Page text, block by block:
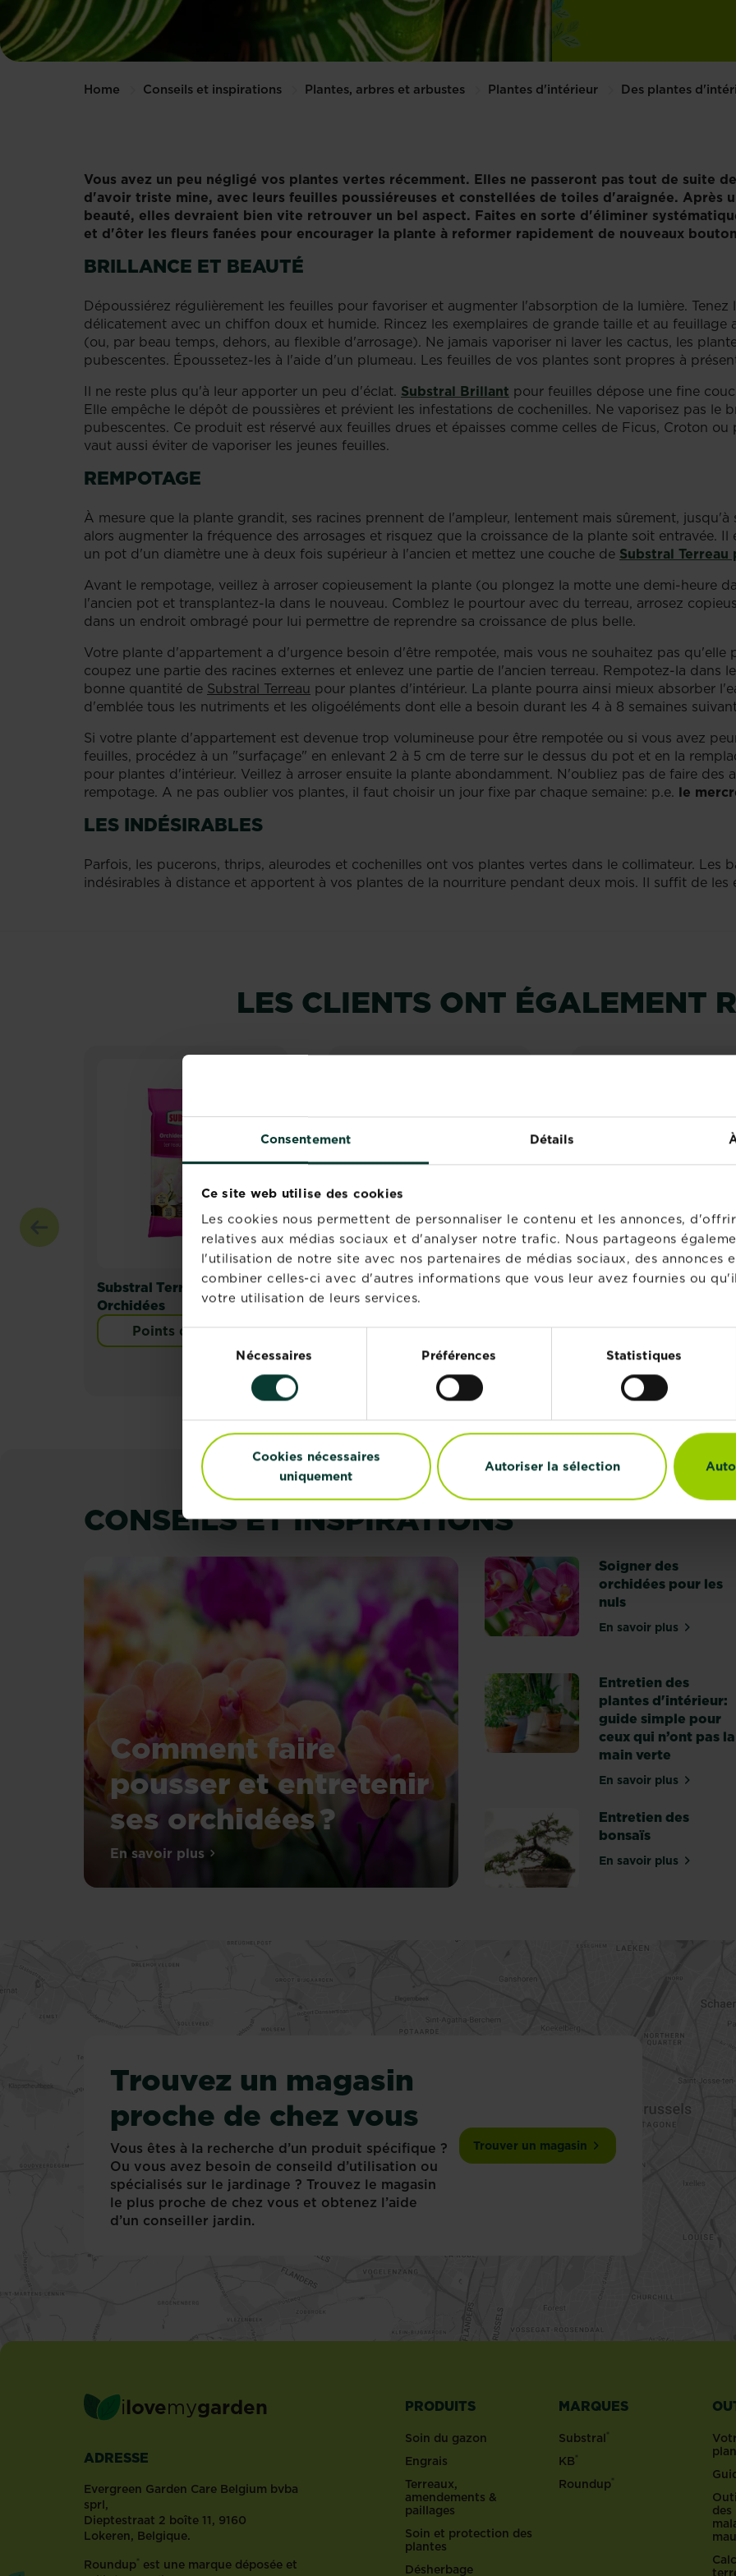
Consentement Détails
Ce site web utilise des cookies
Les cookies nous permettent de personnaliser le contenu et les annonces,
relatives aux médias sociaux et d'analyser notre trafic. Nous partageons
l'utilisation de notre site avec nos partenaires de médias sociaux, des annonces
combiner celles-ci avec d'autres informations que vous leur avez fournies ou
votre utilisation de leurs services.
Sélection
consentement
Nécessaires Préférences Statistiques
Cookies nécessaires
uniquement
Autoriser la sélection
Home Conseils et inspirations Plantes, arbres et arbustes Plantes d'intérieur Des plantes
Vous avez un peu négligé vos plantes vertes récemment. Elles ne passeront pas tout de suite
d'avoir triste mine, avec leurs feuilles poussiéreuses et constellées de toiles d'araignée. Après
beauté, elles devraient bien vite retrouver un bel aspect. Faites en sorte d'éliminer
et d'ôter les fleurs fanées pour encourager la plante à reformer rapidement de nouveaux
BRILLANCE ET BEAUTÉ
Dépoussiérez régulièrement les feuilles pour favoriser et augmenter l'absorption de la lumière.
délicatement avec un chiffon doux et humide. Rincez les exemplaires de grande taille et au
(ou, par beau temps, dehors, au flexible d'arrosage). Ne jamais vaporiser ni laver les cactus, les
pubescentes. Époussetez-les à l'aide d'un plumeau. Les feuilles de vos plantes sont propres à
Il ne reste plus qu'à leur apporter un peu d'éclat. Substral Brillant pour feuilles dépose une fine
Elle empêche le dépôt de poussières et prévient les infestations de cochenilles. Ne vaporisez pas le
pubescentes. Ce produit est réservé aux feuilles drues et épaisses comme celles de Ficus, Croton
vaut aussi éviter de vaporiser les jeunes feuilles.
REMPOTAGE
À mesure que la plante grandit, ses racines prennent de l'ampleur, lentement mais sûrement,
alors augmenter la fréquence des arrosages et risquez que la croissance de la plante soit entravée.
un pot d'un diamètre une à deux fois supérieur à l'ancien et mettez une couche de Substral
Avant le rempotage, veillez à arroser copieusement la plante (ou plongez la motte une demi-heure
l'ancien pot et transplantez-la dans le nouveau. Comblez le pourtour avec du terreau, arrosez
dans un endroit ombragé pour lui permettre de reprendre sa croissance de plus belle.
Votre plante d'appartement a d'urgence besoin d'être rempotée, mais vous ne souhaitez pas qu'elle
coupez une partie des racines externes et enlevez une partie de l'ancien terreau. Rempotez-la dans
bonne quantité de Substral Terreau pour plantes d'intérieur. La plante pourra ainsi mieux absorber
d'emblée tous les nutriments et les oligoéléments dont elle a besoin durant les 4 à 8 semaines
Si votre plante d'appartement est devenue trop volumineuse pour être rempotée ou si vous avez
feuilles, procédez à un "surfaçage" en enlevant 2 à 5 cm de terre sur le dessus du pot et en la
pour plantes d'intérieur. Veillez à arroser ensuite la plante abondamment. N'oubliez pas de faire des
rempotage. A ne pas oublier vos plantes, il faut choisir un jour fixe par chaque semaine: p.e. le
LES INDÉSIRABLES
Parfois, les pucerons, thrips, aleurodes et cochenilles ont vos plantes vertes dans le collimateur. Les
indésirables à distance et apportent à vos plantes de la nourriture pendant deux mois. Il suffit de les
LES CLIENTS ONT ÉGALEMENT
Substral Terreau
Orchidées
Points de vente
Substral Engrais
Orchidées
Points de vente
Substral Bâtonnets
Points de vente
CONSEILS ET INSPIRATIONS
Comment faire
pousser et entretenir
ses orchidées ?
Avec
fleurs
couleurs,
figurent
sans
tout
en
haut
du
classement
des
plantes
populaires.
des...
En savoir plussur Comment faire pousser et entretenir ses orchidées ?
Soigner des
orchidées pour les
nuls
En savoir plussur Soigner
Entretien des
plantes d'intérieur:
guide simple pour
ceux qui n’ont pas la
main verte
En savoir plussur Entretien
Entretien des
bonsaïs
En savoir plussur Entretien
Trouvez un magasin
proche de chez vous
Vous êtes à la recherche d’un produit spécifique ?
Ou vous avez besoin de conseild d’utilisation ou
spécialisés sur le jardinage ? Trouvez le magasin
le plus proche de chez vous et obtenez l’aide
d’un conseiller jardin.
Trouver un magasin
ilovemygarden
ADRESSE
Evergreen Garden Care Belgium bvba
sprl,
Dieptestraat 2 boîte 11, 9160
Lokeren, Belgique.
Roundup® est une marque déposée et
PRODUITS
Soin du gazon
Engrais
Terreaux,
amendements &
paillages
Soin et protection des
plantes
Désherbage
MARQUES
Substral®
KB®
Roundup®
des